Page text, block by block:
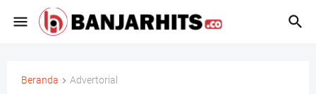
Beranda Advertorial